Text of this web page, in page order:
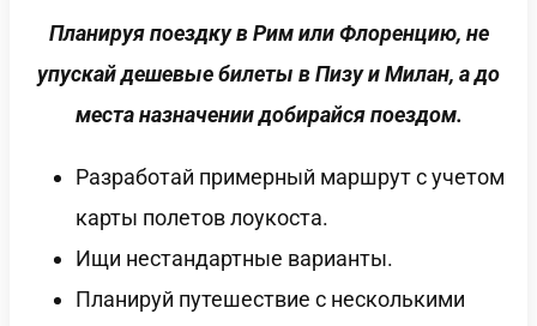
Планируя поездку в Рим или Флоренцию, не
упускай дешевые билеты в Пизу и Милан, а до
места назначении добирайся поездом.
Разработай примерный маршрут с учетом
карты полетов лоукоста.
Ищи нестандартные варианты.
Планируй путешествие с несколькими